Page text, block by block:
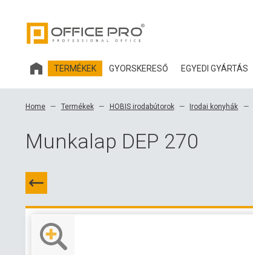
TERMÉKEK GYORSKERESŐ EGYEDI GYÁRTÁS
Home Termékek HOBIS irodabútorok Irodai konyhák
Munkalap DEP 270